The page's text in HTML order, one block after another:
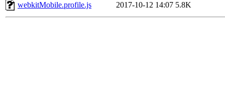
webkitMobile.profile.js
2017-10-12 14:07 5.8K